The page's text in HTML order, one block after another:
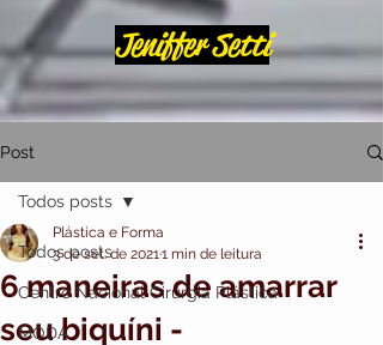
Jeniffer Setti
Post
Todos posts
Centro Nacional Cirurgia Plástica
MODA
Todos posts
6 maneiras de amarrar
seu biquíni -
Plástica e Forma
3 de set. de 20211 min de leitura